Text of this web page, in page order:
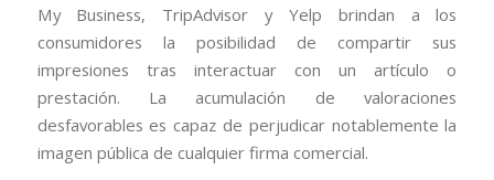
My Business, TripAdvisor y Yelp brindan a los
consumidores la posibilidad de compartir sus
impresiones tras interactuar con un artículo o
prestación. La acumulación de valoraciones
desfavorables es capaz de perjudicar notablemente la
imagen pública de cualquier firma comercial.